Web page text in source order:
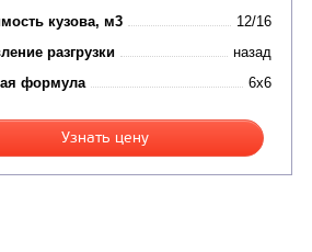
кузова, м3
12/16
разгрузки
назад
формула
6x6
Узнать цену